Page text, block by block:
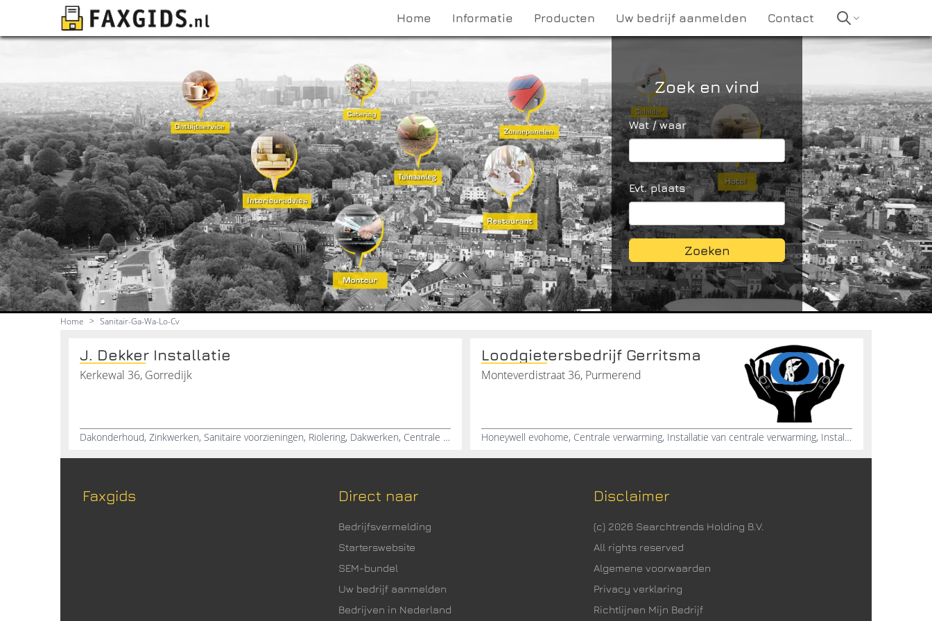
Home Informatie Producten Uw bedrijf aanmelden Contact
Zoek en vind
Wat / waar
Evt. plaats
Zoeken
Home > Sanitair-Ga-Wa-Lo-Cv
J. Dekker Installatie
Kerkewal 36, Gorredijk
Dakonderhoud, Zinkwerken, Sanitaire voorzieningen, Riolering, Dakwerken, Centrale verwarming aanleggen, Leidingwerk, Elektra, Waterleidingen aanleggen, Verstoppingen verhelpen
Loodgietersbedrijf Gerritsma
Monteverdistraat 36, Purmerend
Honeywell evohome, Centrale verwarming, Installatie van centrale verwarming, Installatiebedrijf, CV monteur, CV installatie, CV onderhoud, CV reparatie, Mechanische ventilatiesystemen, Gasinstallaties
Faxgids Direct naar
Bedrijfsvermelding
Starterswebsite
SEM-bundel
Uw bedrijf aanmelden
Bedrijven in Nederland
Disclaimer
(c) 2026 Searchtrends Holding B.V.
All rights reserved
Algemene voorwaarden
Privacy verklaring
Richtlijnen Mijn Bedrijf